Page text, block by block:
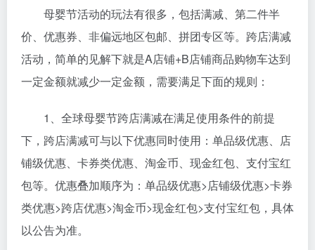
母婴节活动的玩法有很多，包括满减、第二件半
价、优惠券、非偏远地区包邮、拼团专区等。跨店满减
活动，简单的见解下就是A店铺+B店铺商品购物车达到
一定金额就减少一定金额，需要满足下面的规则：
1、全球母婴节跨店满减在满足使用条件的前提
下，跨店满减可与以下优惠同时使用：单品级优惠、店
铺级优惠、卡券类优惠、淘金币、现金红包、支付宝红
包等。优惠叠加顺序为：单品级优惠>店铺级优惠>卡券
类优惠>跨店优惠>淘金币>现金红包>支付宝红包，具体
以公告为准。